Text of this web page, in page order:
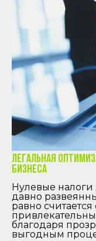
Легальная
бизнеса
Нулевые налоги
давно
равно
благодаря
выгодным